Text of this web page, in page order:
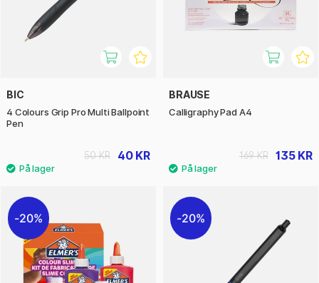
BIC
4 Colours Grip Pro Multi Ballpoint
Pen
40 KR
50 KR
BRAUSE
Calligraphy Pad A4
135 KR
169 KR
20% 20%